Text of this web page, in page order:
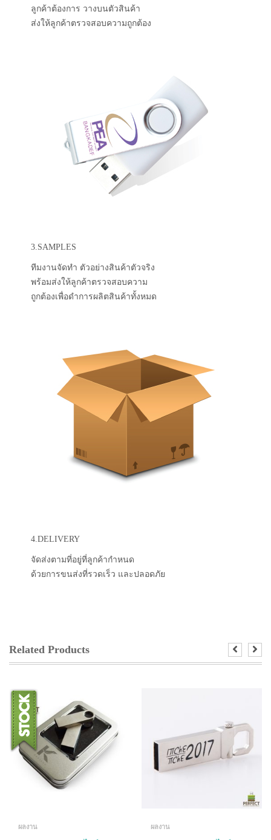
ลูกค้าต้องการ วางบนตัวสินค้า
ส่งให้ลูกค้าตรวจสอบความถูกต้อง
3.SAMPLES
ทีมงานจัดทำ ตัวอย่างสินค้าตัวจริง
พร้อมส่งให้ลูกค้าตรวจสอบความ
ถูกต้องเพื่อดำการผลิตสินค้าทั้งหมด
4.DELIVERY
จัดส่งตามที่อยู่ที่ลูกค้ากำหนด
ด้วยการขนส่งที่รวดเร็ว และปลอดภัย
Related Products
ผลงาน ผลงาน